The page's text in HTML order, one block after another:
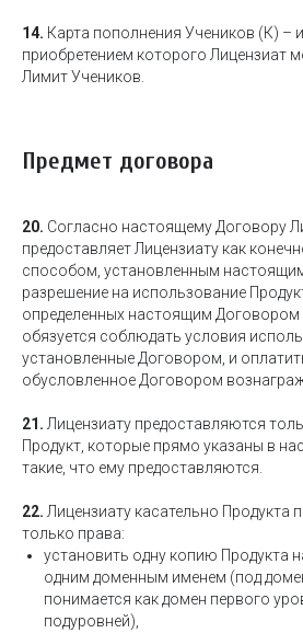
14. Карта пополнения Учеников (К) –
приобретением которого Лицензиат
Лимит Учеников.
Предмет договора
20. Согласно настоящему Договору
предоставляет Лицензиату как
способом, установленным
разрешение на использование
определенных настоящим Договором
обязуется соблюдать условия
установленные Договором, и
обусловленное Договором
21. Лицензиату предоставляются
Продукт, которые прямо указаны в
такие, что ему предоставляются.
22. Лицензиату касательно Продукта
только права:
установить одну копию Продукта
одним доменным именем (под
понимается как домен первого
подуровней),